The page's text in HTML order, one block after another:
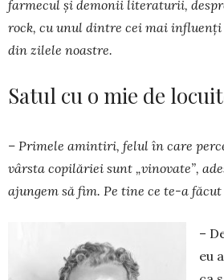
far­me­cul și de­monii literaturii,
rock, cu unul dintre cei mai
din zi­lele noas­tre.
Satul cu o mie de
– Primele amintiri, felul în care
vârsta copi­lăriei sunt „vino­vate”,
ajun­gem să fim. Pe tine ce te-a
–
eu